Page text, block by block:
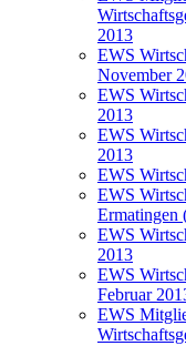
2013
EWS
November
EWS
2013
EWS
2013
EWS
EWS
Ermatingen
EWS
2013
EWS
Februar
EWS